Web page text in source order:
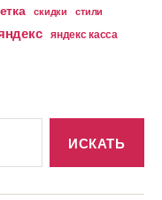
скидки стили
яндекс касса